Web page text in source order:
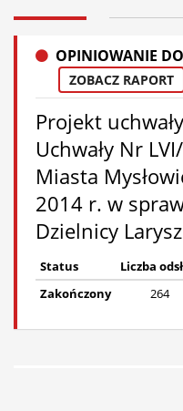
OPINIOWANIE
ZOBACZ RAPORT
Projekt
Uchwały Nr
Miasta
2014 r. w
Dzielnicy
Status Liczba
Zakończony
264